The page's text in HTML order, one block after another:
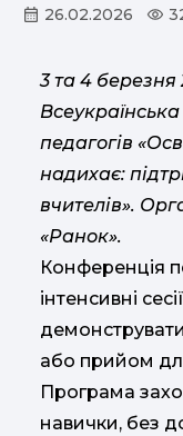
26.02.2026
3 та 4 березня
педагогів
надихає:
вчителів».
«Ранок».
Конференція
інтенсивні
або прийом
Програма
навички, без